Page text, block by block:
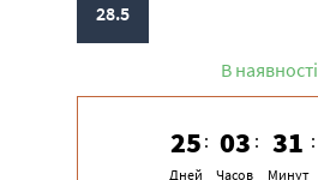
28.5
В наявності
25
Дней
03
Часов
31
Минут